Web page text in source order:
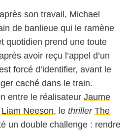
son travail, Michael
de banlieue qui le ramène
quotidien prend une toute
avoir reçu l’appel d’un
forcé d’identifier, avant le
caché dans le train.
entre le réalisateur Jaume
Liam Neeson, le thriller The
un double challenge : rendre